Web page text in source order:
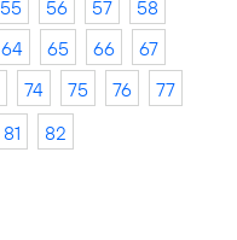
55 56 57
58
64 65 66
67
74 75 76
77
81 82